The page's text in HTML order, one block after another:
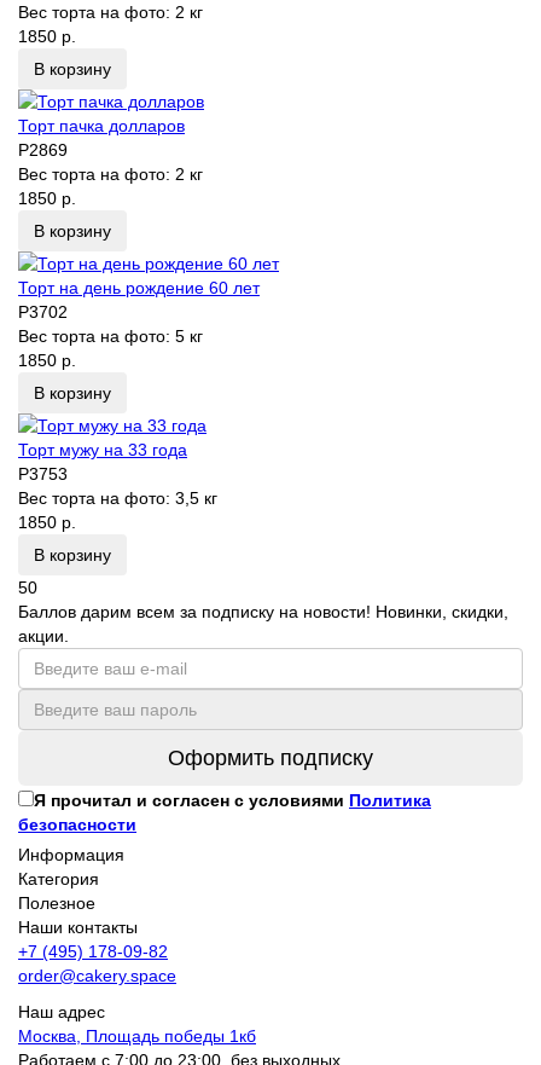
Вес торта на фото: 2 кг
1850 р.
В корзину
Торт пачка долларов
P2869
Вес торта на фото: 2 кг
1850 р.
В корзину
Торт на день рождение 60 лет
P3702
Вес торта на фото: 5 кг
1850 р.
В корзину
Торт мужу на 33 года
P3753
Вес торта на фото: 3,5 кг
1850 р.
В корзину
50
Баллов дарим всем за подписку на новости! Новинки, скидки,
акции.
Оформить подписку
Я прочитал и согласен с условиями Политика
безопасности
Информация
Категория
Полезное
Наши контакты
+7 (495) 178-09-82
order@cakery.space
Наш адрес
Москва, Площадь победы 1кб
Работаем с 7:00 до 23:00, без выходных